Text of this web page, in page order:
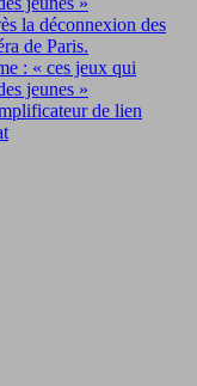
la déconnexion des
de Paris.
: « ces jeux qui
jeunes »
de lien